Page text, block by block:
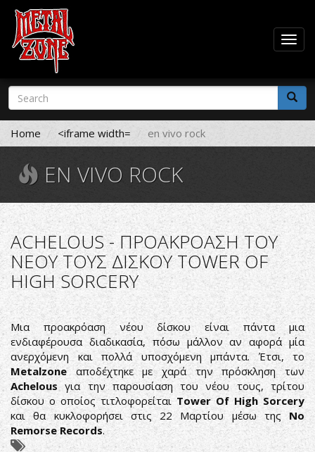
Skip
main
content
Search
form
Search
Home <iframe width= en vivo rock
EN VIVO ROCK
ACHELOUS - ΠΡΟΑΚΡΟΑΣΗ ΤΟΥ
ΝΕΟΥ ΤΟΥΣ ΔΙΣΚΟΥ TOWER OF
HIGH SORCERY
Μια προακρόαση νέου δίσκου είναι πάντα μια
ενδιαφέρουσα διαδικασία, πόσω μάλλον αν αφορά μία
ανερχόμενη και πολλά υποσχόμενη μπάντα. Έτσι, το
Metalzoneαποδέχτηκε με χαρά την πρόσκληση των
Achelousγια την παρουσίαση του νέου τους, τρίτου
δίσκου ο οποίος τιτλοφορείταιTower Of High Sorcery
και θα κυκλοφορήσει στις 22 Μαρτίου μέσω της No
Remorse Records.